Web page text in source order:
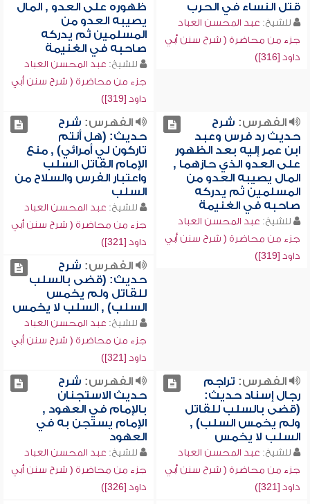
قتل النساء في الحرب
للشيخ: عبد المحسن العباد
جزء من محاضرة ( شرح سنن أبي
داود [316])
ظهوره على العدو , المال
يصيبه العدو من
المسلمين ثم يدركه
صاحبه في الغنيمة
للشيخ: عبد المحسن العباد
جزء من محاضرة ( شرح سنن أبي
داود [319])
الفهرس: شرح
حديث رد فرس وعبد
ابن عمر إليه بعد الظهور
على العدو الذي حازهما ,
المال يصيبه العدو من
المسلمين ثم يدركه
صاحبه في الغنيمة
للشيخ: عبد المحسن العباد
جزء من محاضرة ( شرح سنن أبي
داود [319])
الفهرس: شرح
حديث: (هل أنتم
تاركون لي أمرائي) , منع
الإمام القاتل السلب
واعتبار الفرس والسلاح من
السلب
للشيخ: عبد المحسن العباد
جزء من محاضرة ( شرح سنن أبي
داود [321])
الفهرس: شرح
حديث: (قضى بالسلب
للقاتل ولم يخمس
السلب) , السلب لا يخمس
للشيخ: عبد المحسن العباد
جزء من محاضرة ( شرح سنن أبي
داود [321])
الفهرس: تراجم
رجال إسناد حديث:
(قضى بالسلب للقاتل
ولم يخمس السلب) ,
السلب لا يخمس
للشيخ: عبد المحسن العباد
جزء من محاضرة ( شرح سنن أبي
داود [321])
الفهرس: شرح
حديث الاستجنان
بالإمام في العهود ,
الإمام يستجن به في
العهود
للشيخ: عبد المحسن العباد
جزء من محاضرة ( شرح سنن أبي
داود [326])